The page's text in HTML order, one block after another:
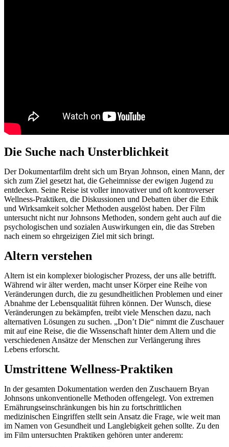
Die Suche nach Unsterblichkeit
Der Dokumentarfilm dreht sich um Bryan Johnson, einen Mann, der
sich zum Ziel gesetzt hat, die Geheimnisse der ewigen Jugend zu
entdecken. Seine Reise ist voller innovativer und oft kontroverser
Wellness-Praktiken, die Diskussionen und Debatten über die Ethik
und Wirksamkeit solcher Methoden ausgelöst haben. Der Film
untersucht nicht nur Johnsons Methoden, sondern geht auch auf die
psychologischen und sozialen Auswirkungen ein, die das Streben
nach einem so ehrgeizigen Ziel mit sich bringt.
Altern verstehen
Altern ist ein komplexer biologischer Prozess, der uns alle betrifft.
Während wir älter werden, macht unser Körper eine Reihe von
Veränderungen durch, die zu gesundheitlichen Problemen und einer
Abnahme der Lebensqualität führen können. Der Wunsch, diese
Veränderungen zu bekämpfen, treibt viele Menschen dazu, nach
alternativen Lösungen zu suchen. „Don’t Die“ nimmt die Zuschauer
mit auf eine Reise, die die Wissenschaft hinter dem Altern und die
verschiedenen Ansätze der Menschen zur Verlängerung ihres
Lebens erforscht.
Umstrittene Wellness-Praktiken
In der gesamten Dokumentation werden den Zuschauern Bryan
Johnsons unkonventionelle Methoden offengelegt. Von extremen
Ernährungseinschränkungen bis hin zu fortschrittlichen
medizinischen Eingriffen stellt sein Ansatz die Frage, wie weit man
im Namen von Gesundheit und Langlebigkeit gehen sollte. Zu den
im Film untersuchten Praktiken gehören unter anderem: